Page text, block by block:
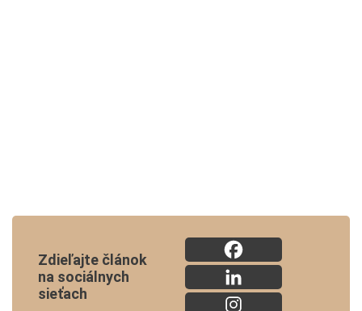
Zdieľajte článok
na sociálnych
sieťach